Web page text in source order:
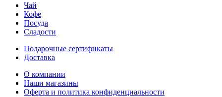
Чай
Кофе
Посуда
Сладости
Подарочные сертификаты
Доставка
О компании
Наши магазины
Оферта и политика конфиденциальности